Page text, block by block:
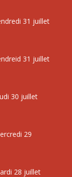
31 juillet
31 juillet
30 juillet
29
28 juillet